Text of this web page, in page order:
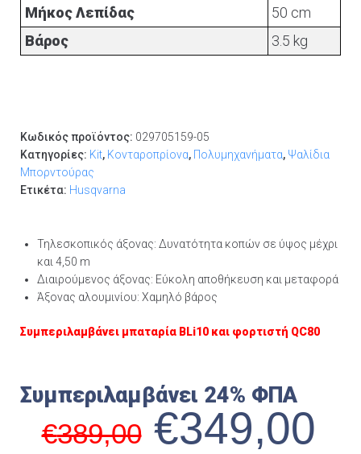
Μήκος Λεπίδας
50 cm
Βάρος
3.5 kg
Κωδικός προϊόντος: 029705159-05
Κατηγορίες: Kit, Κονταροπρίονα, Πολυμηχανήματα, Ψαλίδια
Μπορντούρας
Ετικέτα: Husqvarna
Τηλεσκοπικός άξονας: Δυνατότητα κοπών σε ύψος μέχρι
και 4,50 m
Διαιρούμενος άξονας: Εύκολη αποθήκευση και μεταφορά
Άξονας αλουμινίου: Χαμηλό βάρος
Συμπεριλαμβάνει μπαταρία BLi10 και φορτιστή QC80
Συμπεριλαμβάνει 24% ΦΠΑ
€389,00 €349,00